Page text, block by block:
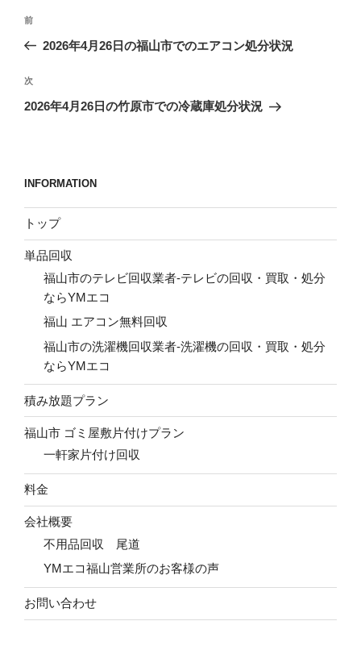
投
ナ
ビ
ゲ
ン
前
の
稿
前
2026年4月26日の福山市でのエアコン処分状況
次
の
次
2026年4月26日の竹原市での冷蔵庫処分状況
INFORMATION
トップ
単品回収
福山市のテレビ回収業者-テレビの回収・買取・処分
ならYMエコ
福山 エアコン無料回収
福山市の洗濯機回収業者-洗濯機の回収・買取・処分
ならYMエコ
積み放題プラン
福山市 ゴミ屋敷片付けプラン
一軒家片付け回収
料金
会社概要
不用品回収 尾道
YMエコ福山営業所のお客様の声
お問い合わせ